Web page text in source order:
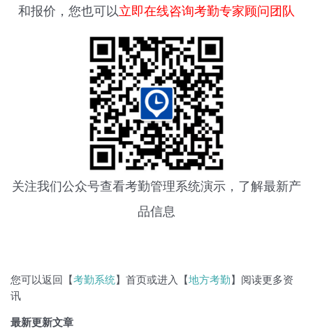
和报价，您也可以立即在线咨询考勤专家顾问团队
关注我们公众号查看考勤管理系统演示，了解最新产
品信息
您可以返回【考勤系统】首页或进入【地方考勤】阅读更多资
讯
最新更新文章